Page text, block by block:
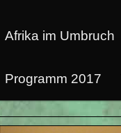
Afrika im Umbruch
Programm 2017